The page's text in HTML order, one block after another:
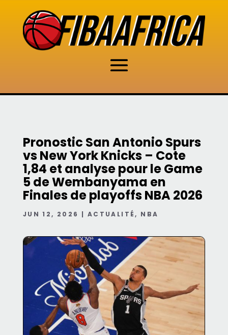
Pronostic San Antonio Spurs
vs New York Knicks – Cote
1,84 et analyse pour le Game
5 de Wembanyama en
Finales de playoffs NBA 2026
JUN 12, 2026 | ACTUALITÉ, NBA